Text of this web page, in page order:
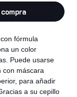
fórmula
un color
Puede usarse
con máscara
para añadir
a su cepillo